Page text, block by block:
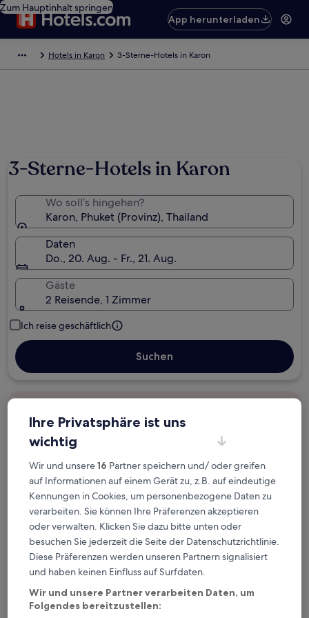
Zum Hauptinhalt springen
App herunterladen
Hotels in Karon 3-Sterne-Hotels in Karon
3-Sterne-Hotels in Karon
Wo soll’s hingehen?
Karon, Phuket (Provinz), Thailand
Daten
Do., 20. Aug. - Fr., 21. Aug.
Gäste
2 Reisende, 1 Zimmer
Ich reise geschäftlich
Suchen
Planänderungen
Verdiene Prämien für jede
wahrgenommene Übernachtung
Mehr sparen mit Preisen für Mitglieder
Überprüfe die Preise für diese Daten
Heute
6. Aug. - 7. Aug.
Morgen
Ihre Privatsphäre ist uns
wichtig
Wir und unsere16 Partner speichern und/ oder greifen
auf Informationen auf einem Gerät zu, z.B. auf eindeutige
Kennungen in Cookies, um personenbezogene Daten zu
verarbeiten. Sie können Ihre Präferenzen akzeptieren
oder verwalten. Klicken Sie dazu bitte unten oder
besuchen Sie jederzeit die Seite der Datenschutzrichtlinie.
Diese Präferenzen werden unseren Partnern signalisiert
und haben keinen Einfluss auf Surfdaten.
Wir und unsere Partner verarbeiten Daten, um
Folgendes bereitzustellen: